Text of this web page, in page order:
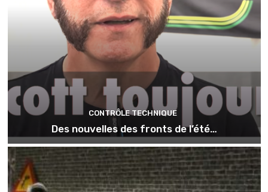
CONTRÔLE TECHNIQUE
Des nouvelles des fronts de l’été…